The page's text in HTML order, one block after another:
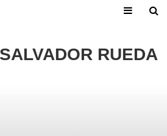
SALVADOR RUEDA